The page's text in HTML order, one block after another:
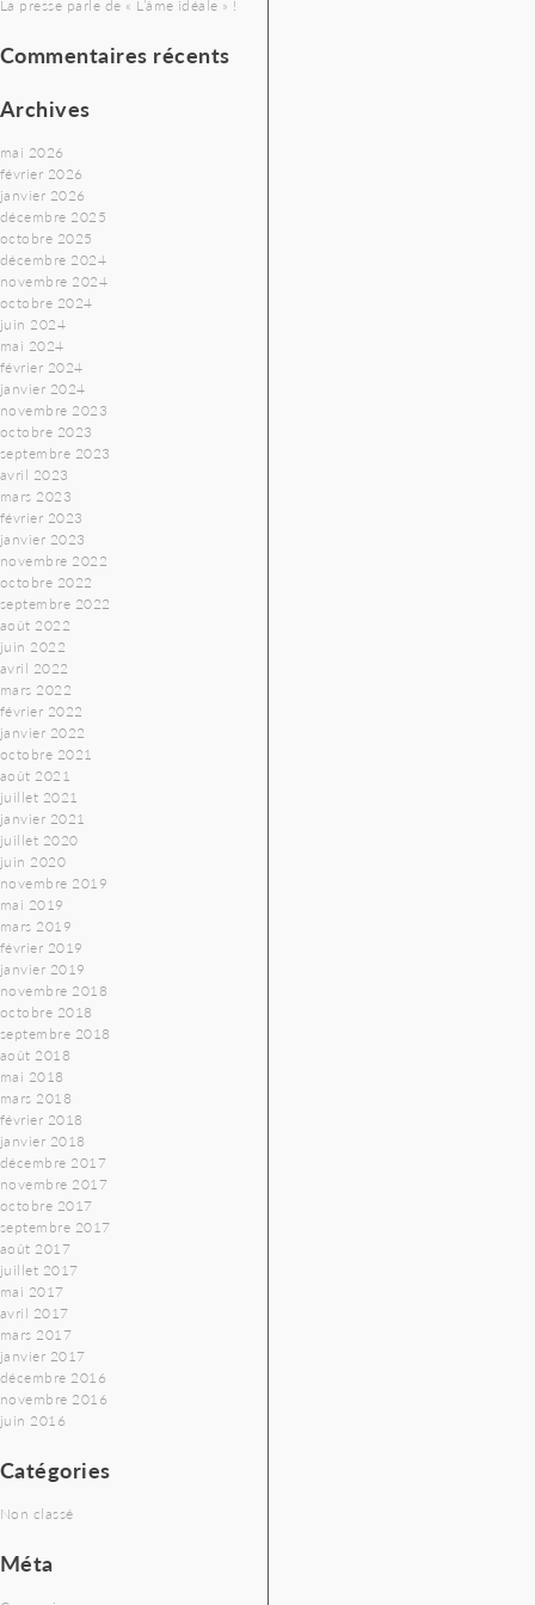
La presse parle de « L’âme idéale » !
Commentaires récents
Archives
mai 2026
février 2026
janvier 2026
décembre 2025
octobre 2025
décembre 2024
novembre 2024
octobre 2024
juin 2024
mai 2024
février 2024
janvier 2024
novembre 2023
octobre 2023
septembre 2023
avril 2023
mars 2023
février 2023
janvier 2023
novembre 2022
octobre 2022
septembre 2022
août 2022
juin 2022
avril 2022
mars 2022
février 2022
janvier 2022
octobre 2021
août 2021
juillet 2021
janvier 2021
juillet 2020
juin 2020
novembre 2019
mai 2019
mars 2019
février 2019
janvier 2019
novembre 2018
octobre 2018
septembre 2018
août 2018
mai 2018
mars 2018
février 2018
janvier 2018
décembre 2017
novembre 2017
octobre 2017
septembre 2017
août 2017
juillet 2017
mai 2017
avril 2017
mars 2017
janvier 2017
décembre 2016
novembre 2016
juin 2016
Catégories
Non classé
Méta